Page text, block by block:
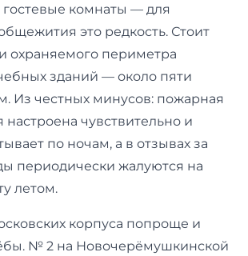
комнаты — для
это редкость. Стоит
охраняемого периметра
зданий — около пяти
Из честных минусов: пожарная
настроена чувствительно и
по ночам, а в отзывах за
периодически жалуются на
летом.
корпуса попроще и
№ 2 на Новочерёмушкинской